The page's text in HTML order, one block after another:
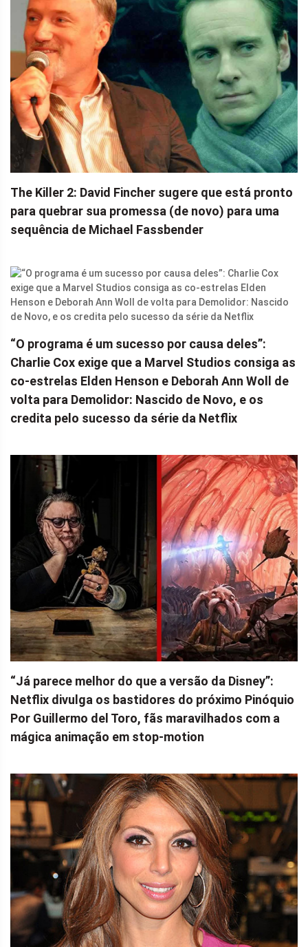
The Killer 2: David Fincher sugere que está pronto
para quebrar sua promessa (de novo) para uma
sequência de Michael Fassbender
“O programa é um sucesso por causa deles”:
Charlie Cox exige que a Marvel Studios consiga as
co-estrelas Elden Henson e Deborah Ann Woll de
volta para Demolidor: Nascido de Novo, e os
credita pelo sucesso da série da Netflix
“Já parece melhor do que a versão da Disney”:
Netflix divulga os bastidores do próximo Pinóquio
Por Guillermo del Toro, fãs maravilhados com a
mágica animação em stop-motion